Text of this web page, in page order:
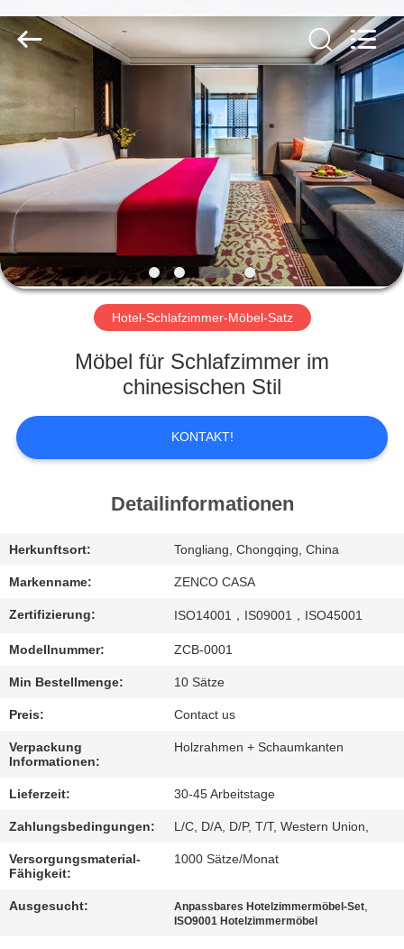
ZU
HAUSE
PRODUKTE
VIDEOS
VR-
UNS
WERKSBESICHTIGUNG
BITTE
UM
EIN
ANGEBOT
SITEMAP
DATENSCHUTZ-
ZENCO.
All
Rights
Reserved.
Hotel-Schlafzimmer-Möbel-Satz
Möbel für Schlafzimmer im
chinesischen Stil
KONTAKT!
Detailinformationen
Herkunftsort: Tongliang, Chongqing, China
Markenname: ZENCO CASA
Zertifizierung: ISO14001，IS09001，ISO45001
Modellnummer: ZCB-0001
Min Bestellmenge: 10 Sätze
Preis: Contact us
Verpackung
Informationen:
Holzrahmen + Schaumkanten
Lieferzeit: 30-45 Arbeitstage
Zahlungsbedingungen: L/C, D/A, D/P, T/T, Western Union,
Versorgungsmaterial-
Fähigkeit:
1000 Sätze/Monat
Ausgesucht: Anpassbares Hotelzimmermöbel-Set
ISO9001 Hotelzimmermöbel